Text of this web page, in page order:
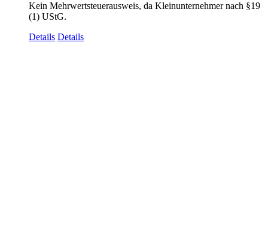
Kein Mehrwertsteuerausweis, da Kleinunternehmer nach §19
(1) UStG.
Details Details